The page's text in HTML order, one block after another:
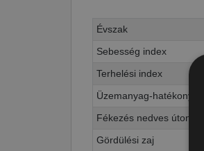
Évszak
Sebesség index
Terhelési index
Üzemanyag-hatékonyság
Fékezés nedves úton
Gördülési zaj